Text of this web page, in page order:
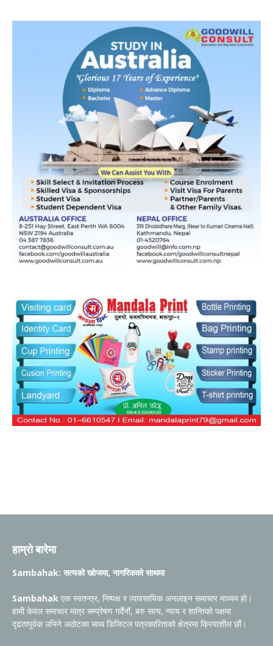
हाम्रो बारेमा
Sambahak: सत्यको खोजमा, नागरिकको साथमा
Sambahak एक स्वतन्त्र, निष्पक्ष र व्यावसायिक अनलाइन समाचार माध्यम हो।
हामी केवल समाचार मात्र सम्प्रेषण गर्दैनौं, बरु सत्य, न्याय र शान्तिको पक्षमा
दृढतापूर्वक उभिने अठोटका साथ डिजिटल पत्रकारिताको क्षेत्रमा क्रियाशील छौं।